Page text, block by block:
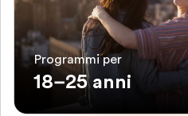
Programmi per
18–25 anni